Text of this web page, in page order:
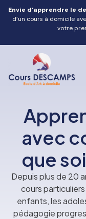
Envie d’apprendre le
d’un cours à domicile
votre
avec
que
Depuis plus de 20
cours
enfants, les
pédagogie